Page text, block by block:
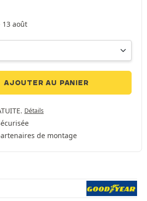
13 août
AJOUTER AU PANIER
Détails
de montage